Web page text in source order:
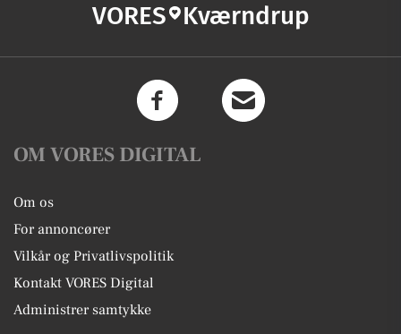
VORES Kværndrup
OM VORES DIGITAL
Om os
For annoncører
Vilkår og Privatlivspolitik
Kontakt VORES Digital
Administrer samtykke